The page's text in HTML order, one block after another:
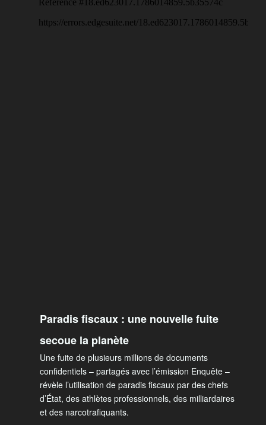
Paradis fiscaux : une nouvelle fuite
secoue la planète
Une fuite de plusieurs millions de documents
confidentiels – partagés avec l’émission Enquête –
révèle l’utilisation de paradis fiscaux par des chefs
d’État, des athlètes professionnels, des milliardaires
et des narcotrafiquants.